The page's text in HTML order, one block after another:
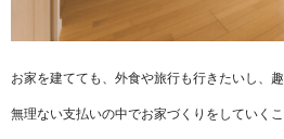
お家を建てても、外食や旅行も行きたいし、
無理ない支払いの中でお家づくりをしていく